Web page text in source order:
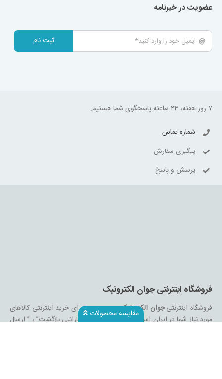
عضویت در خبرنامه
ثبت نام
۷ روز هفته، ۲۴ ساعته پاسخگوی شما هستیم.
شماره تماس
پیگیری سفارش
پرسش و پاسخ
فروشگاه اینترنتی جوان الکترونیک
فروشگاه اینترنتیجوان الکترونیکبهترین بستر برای خرید اینترنتی کالاهای
مورد نیاز شما در ایران است . “اصل بودن کالا ، “گارانتی بازگشت” ، ” ارسال
مقایسه محصولات